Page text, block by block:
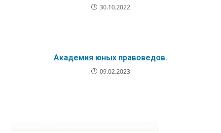
30.10.2022
Академия юных правоведов.
09.02.2023